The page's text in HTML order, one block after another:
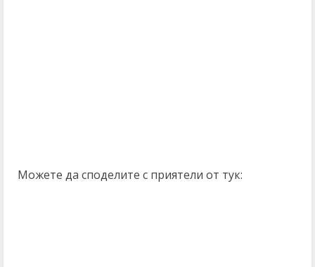
Можете да споделите с приятели от тук: